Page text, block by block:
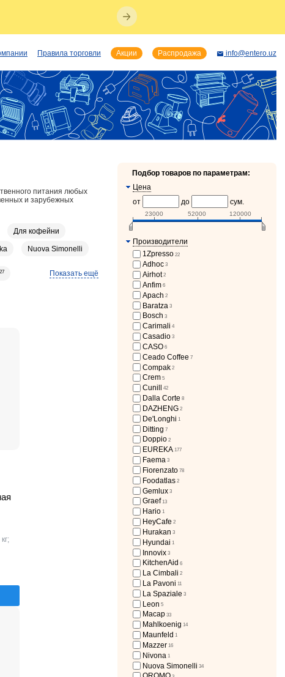
питания любых
и зарубежных
Для кофейни
Nuova Simonelli
Показать ещё
27
Подбор товаров по параметрам:
Цена
от
до сум.
23000 52000 120000
Производители
1Zpresso 22
Adhoc 3
Airhot 2
Anfim 6
Apach 2
Baratza 3
Bosch 3
Carimali 4
Casadio 3
CASO 6
Ceado Coffee 7
Compak 2
Crem 5
Cunill 42
Dalla Corte 8
DAZHENG 2
De'Longhi 1
Ditting 7
Doppio 2
EUREKA 177
Faema 3
Fiorenzato 78
Foodatlas 2
Gemlux 3
Graef 13
Hario 1
HeyCafe 2
Hurakan 3
Hyundai 1
Innovix 3
KitchenAid 6
La Cimbali 2
La Pavoni 11
La Spaziale 3
Leon 5
Macap 33
Mahlkoenig 14
Maunfeld 1
Mazzer 16
Nivona 1
Nuova Simonelli 34
Правила торговли Акции Распродажа info@entero.uz